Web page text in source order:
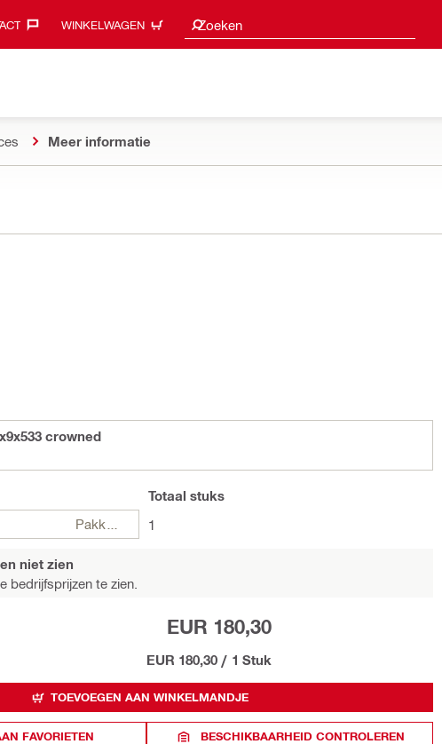
WINKELWAGEN Zoeken
Zoeksuggesties
Meer informatie
crowned
Pakketten
Totaal stuks
1
niet zien
bedrijfsprijzen te zien.
EUR 180,30
EUR 180,30 / 1 Stuk
TOEVOEGEN AAN WINKELMANDJE
FAVORIETEN BESCHIKBAARHEID CONTROLEREN